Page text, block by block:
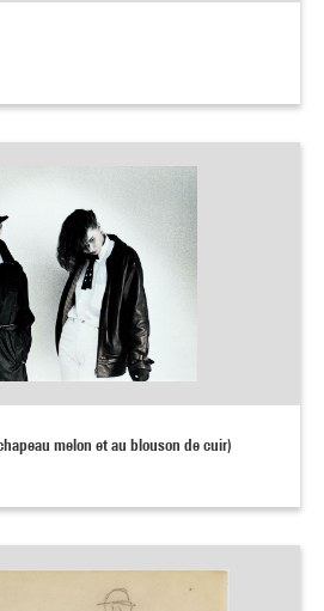
melon et au blouson de cuir)